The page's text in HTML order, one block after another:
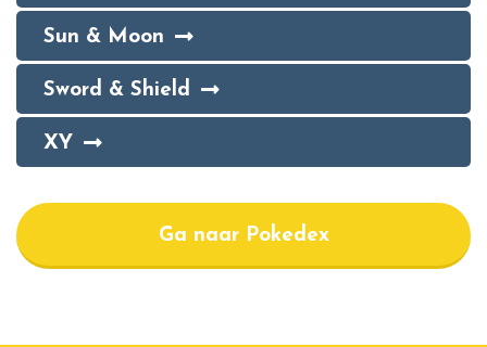
Sun & Moon
Sword & Shield
XY
Ga naar Pokedex